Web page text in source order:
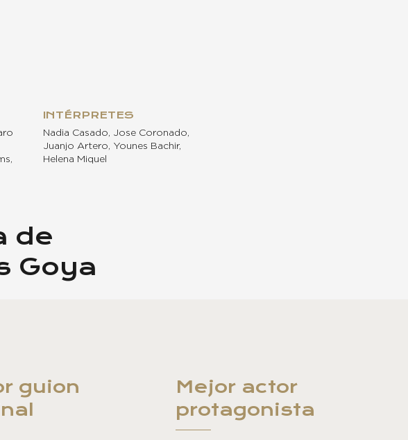
INTÉRPRETES
Nadia Casado, Jose Coronado,
Juanjo Artero, Younes Bachir,
Helena Miquel
de
Goya
guion
Mejor actor
protagonista